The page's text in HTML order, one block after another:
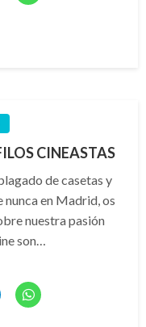
CINEASTAS
de casetas y
nunca en Madrid, os
nuestra pasión
son…